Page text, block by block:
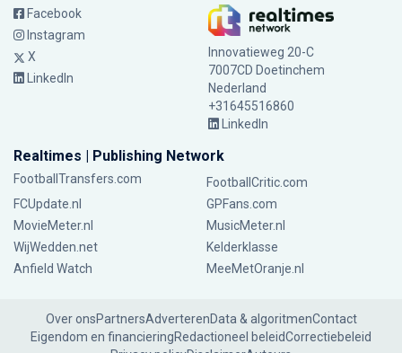
Facebook
Instagram
X
LinkedIn
Innovatieweg 20-C
7007CD Doetinchem
Nederland
+31645516860
LinkedIn
Realtimes | Publishing Network
FootballTransfers.com
FootballCritic.com
FCUpdate.nl
GPFans.com
MovieMeter.nl
MusicMeter.nl
WijWedden.net
Kelderklasse
Anfield Watch
MeeMetOranje.nl
Over onsPartnersAdverterenData & algoritmenContact
Eigendom en financieringRedactioneel beleidCorrectiebeleid